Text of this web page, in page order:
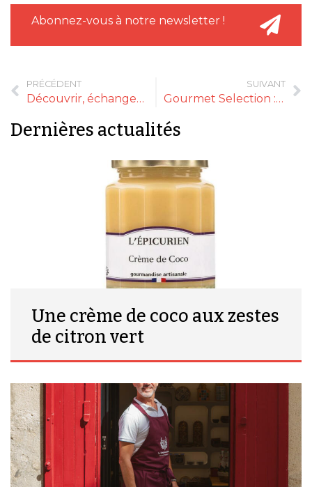
Abonnez-vous à notre newsletter !
PRÉCÉDENT
Découvrir, échanger et commander sur Ankorstore
SUIVANT
Gourmet Selection : Demandez votre badge gratuit avant le 30 juin !
Dernières actualités
Une crème de coco aux zestes
de citron vert